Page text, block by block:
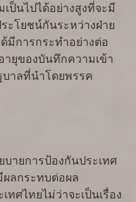
ป็นไปได้อย่างสูงที่จะมี
ะโยชน์กันระหว่างฝ่าย
มีการกระทำอย่างต่อ
ายุของบันทึกความเข้า
บาลที่นำโดยพรรค
ายการป้องกันประเทศ
ผลกระทบต่อผล
ทศไทยไม่ว่าจะเป็นเรื่อง